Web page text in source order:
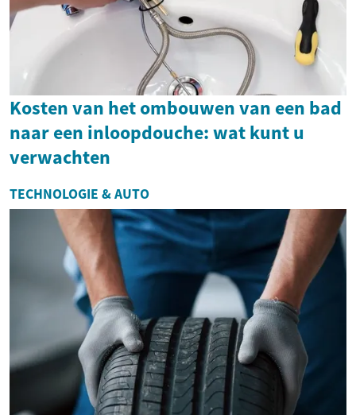
Kosten van het ombouwen van een bad
naar een inloopdouche: wat kunt u
verwachten
TECHNOLOGIE & AUTO